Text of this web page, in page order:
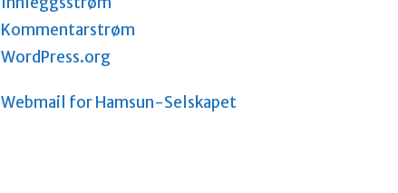
Kommentarstrøm
WordPress.org
Webmail for Hamsun-Selskapet